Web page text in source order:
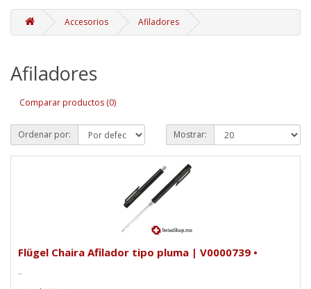
Accesorios Afiladores
Afiladores
Comparar productos (0)
Ordenar por: Mostrar:
Flügel Chaira Afilador tipo pluma | V0000739 •
..